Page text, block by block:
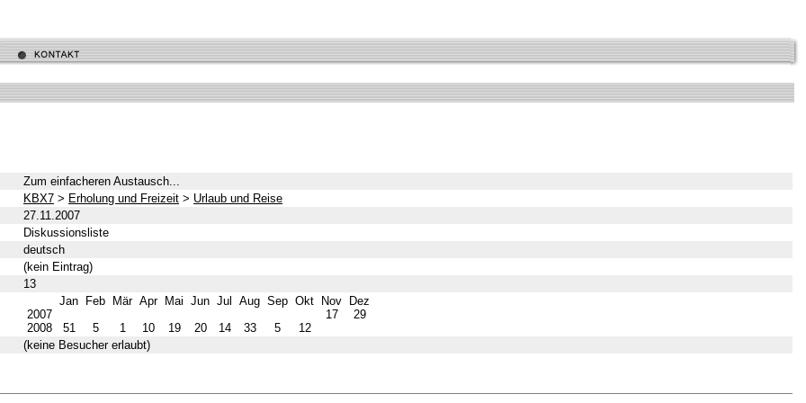
Zum einfacheren Austausch...
KBX7 > Erholung und Freizeit > Urlaub und Reise
27.11.2007
Diskussionsliste
deutsch
(kein Eintrag)
13
Jan Feb Mär Apr Mai Jun Jul Aug Sep Okt Nov Dez
2007
17
29
2008
51 5 1 10 19 20 14 33 5
12
(keine Besucher erlaubt)